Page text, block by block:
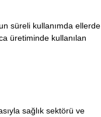
süreli kullanımda ellerde
üretiminde kullanılan
sağlık sektörü ve